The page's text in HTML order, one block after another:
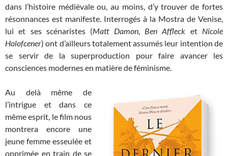
dans l’histoire médiévale ou, au moins, d’y trouver de fortes
résonnances est manifeste. Interrogés à la Mostra de Venise,
lui et ses scénaristes (Matt Damon, Ben Affleck et Nicole
Holofcener) ont d’ailleurs totalement assumés leur intention de
se servir de la superproduction pour faire avancer les
consciences modernes en matière de féminisme.
Au delà même de
l’intrigue et dans ce
même esprit, le film nous
montrera encore une
jeune femme esseulée et
opprimée en train de se